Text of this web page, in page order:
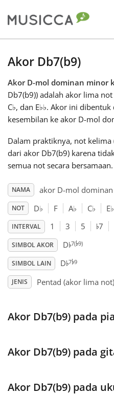
Български
Dansk
Deutsch
Français
한국어
हिन्दी
Italiano
Akor Db7(b9)
Akor D-mol dominan minor
Db7(b9)) adalah akor lima
C♭, dan E♭♭. Akor ini dibentuk
kesembilan ke akor D-mol
Dalam praktiknya, not kelima
dari akor Db7(b9) karena
semua not secara bersamaan.
NAMA akor D-mol
NOT D♭ F A♭ C♭ E♭
INTERVAL 1 3 5 ♭7
SIMBOL AKOR D♭7(♭9)
SIMBOL LAIN D♭7♭9
JENIS Pentad (akor lima not)
Akor Db7(b9) pada
Akor Db7(b9) pada
Akor Db7(b9) pada